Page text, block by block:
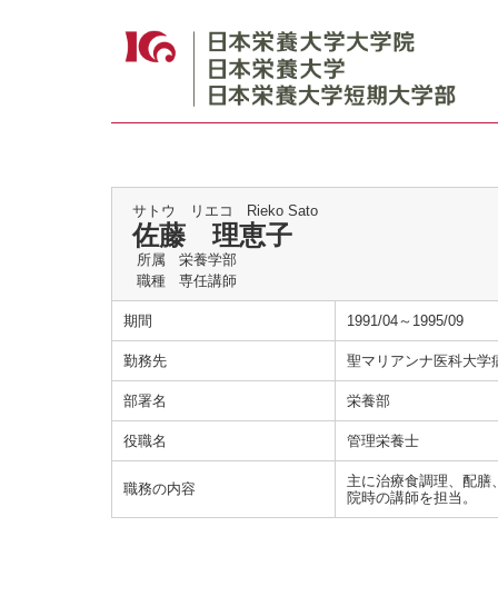
サトウ リエコ Rieko Sato
佐藤 理恵子
所属
栄養学部
職種
専任講師
期間 1991/04～1995/09
勤務先 聖マリアンナ医科大学
部署名 栄養部
役職名 管理栄養士
職務の内容
主に治療食調理、配
院時の講師を担当。